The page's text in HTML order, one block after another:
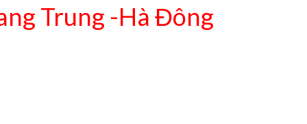
Trung -Hà Đông